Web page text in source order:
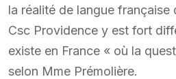
la réalité de langue française
Csc Providence y est fort
existe en France « où la
selon Mme Prémolière.